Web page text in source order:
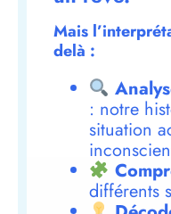
Mais
delà :
: notre
situation
différents